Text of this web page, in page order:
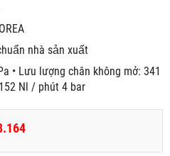
nhà sản xuất
• Lưu lượng chân không mở: 341
Nl / phút 4 bar